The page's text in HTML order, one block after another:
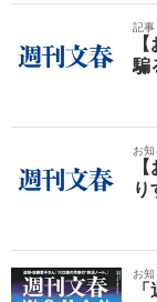
記事
騙
お
り
お